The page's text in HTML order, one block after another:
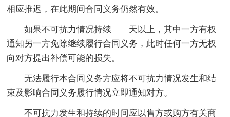
相应推迟，在此期间合同义务仍然有效。
如果不可抗力情况持续——天以上，其中一方有权
通知另一方免除继续履行合同义务，此时任何一方无权
向对方提出补偿可能的损失。
无法履行本合同义务方应将不可抗力情况发生和结
束及影响合同义务履行情况立即通知对方。
不可抗力发生和持续的时间应以售方或购方有关商